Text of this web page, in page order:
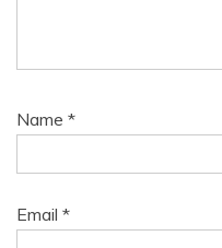
Name *
Email *